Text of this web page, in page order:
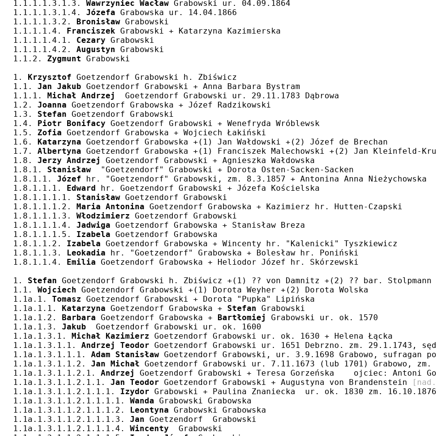
1.1.1.1.3.1.3. Wawrzyniec Wacław Grabowski ur. 04.09.1864
1.1.1.1.3.1.4. Józefa Grabowska ur. 14.04.1866
1.1.1.1.3.2. Bronisław Grabowski
1.1.1.1.4. Franciszek Grabowski + Katarzyna Kazimierska
1.1.1.1.4.1. Cezary Grabowski
1.1.1.1.4.2. Augustyn Grabowski
1.1.2. Zygmunt Grabowski
1. Krzysztof Goetzendorf Grabowski h. Zbiświcz
1.1. Jan Jakub Goetzendorf Grabowski + Anna Barbara Bystram
1.1.1. Michał Andrzej
  Goetzendorf Grabowski ur. 29.11.1783 Dąbrowa
1.2. Joanna Goetzendorf Grabowska + Józef Radzikowski
1.3. Stefan Goetzendorf Grabowski
1.4. Piotr Bonifacy Goetzendorf Grabowski + Wenefryda Wróblewsk
1.5. Zofia Goetzendorf Grabowska + Wojciech Łakiński
1.6. Katarzyna Goetzendorf Grabowska +(1) Jan Wałdowski +(2) Józef de Brechan
1.7. Albertyna Goetzendorf Grabowska +(1) Franciszek Malechowski +(2) Jan Kleinfeld-
1.8. Jerzy Andrzej
Goetzendorf Grabowski + Agnieszka Wałdowska
1.8.1. Stanisław
  "Goetzendorf" Grabowski + Dorota Osten-Sacken-Sacken
1.8.1.1. Józef hr. "Goetzendorf" Grabowski, zm. 8.3.1857 + Antonina Anna Nieżychowska
1.8.1.1.1. Edward hr. Goetzendorf Grabowski + Józefa Kościelska
1.8.1.1.1.1. Stanisław Goetzendorf Grabowski
1.8.1.1.1.2. Maria Antonina Goetzendorf Grabowska + Kazimierz hr. Hutten-Czapski
1.8.1.1.1.3. Włodzimierz Goetzendorf Grabowski
1.8.1.1.1.4. Jadwiga Goetzendorf Grabowska + Stanisław Breza
1.8.1.1.1.5. Izabela Goetzendorf Grabowska
1.8.1.1.2. Izabela Goetzendorf Grabowska + Wincenty hr. "Kalenicki" Tyszkiewicz
1.8.1.1.3. Leokadia hr. "Goetzendorf" Grabowska + Bolesław hr. Poniński
1.8.1.1.4. Emilia Goetzendorf Grabowska + Heliodor Józef hr. Skórzewski
1. Stefan Goetzendorf Grabowski h. Zbiświcz +(1) ?? von Damnitz +(2) ?? bar. Stolpmann
1.1. Wojciech Goetzendorf Grabowski +(1) Dorota Weyher +(2) Dorota Wolska
1.1a.1. Tomasz Goetzendorf Grabowski + Dorota "Pupka" Lipińska
1.1a.1.1. Katarzyna Goetzendorf Grabowska + Stefan Grabowski
1.1a.1.2. Barbara Goetzendorf Grabowska + Bartłomiej
Grabowski ur. ok. 1570
1.1a.1.3. Jakub
  Goetzendorf Grabowski ur. ok. 1600
1.1a.1.3.1. Michał Kazimierz Goetzendorf Grabowski ur. ok. 1630 + Helena Łącka
1.1a.1.3.1.1. Andrzej Teodor Goetzendorf Grabowski ur. 1651 Debrzno. zm. 29.1.1743,
1.1a.1.3.1.1.1. Adam Stanisław Goetzendorf Grabowski, ur. 3.9.1698 Grabowo, sufragan
1.1a.1.3.1.1.2. Jan Michał Goetzendorf Grabowski ur. 7.11.1673 (lub 1701) Grabowo,
1.1a.1.3.1.1.2.1. Andrzej
Goetzendorf Grabowski + Teresa Gorzeńska    ojciec: Antoni
1.1a.1.3.1.1.2.1.1. Jan Teodor Goetzendorf Grabowski + Augustyna von Brandenstein
1.1a.1.3.1.1.2.1.1.1. Izydor Grabowski + Paulina Znaniecka  ur. ok. 1830 zm.
1.1a.1.3.1.1.2.1.1.1.1. Wanda Grabowski Grabowska
1.1a.1.3.1.1.2.1.1.1.2. Leontyna Grabowski Grabowska
1.1a.1.3.1.1.2.1.1.1.3. Jan Goetzendorf  Grabowski
1.1a.1.3.1.1.2.1.1.1.4. Wincenty
  Grabowski